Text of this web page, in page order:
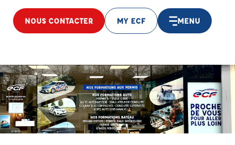
NOUS CONTACTER MY ECF MENU